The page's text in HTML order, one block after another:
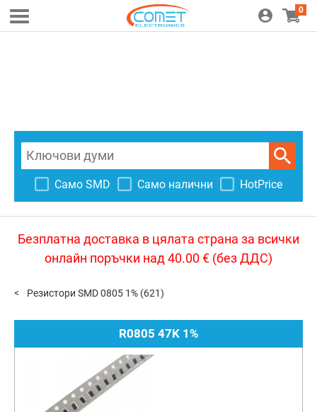
0
Само SMD Само налични HotPrice
Безплатна доставка в цялата страна за всички
онлайн поръчки над 40.00 € (без ДДС)
Резистори SMD 0805 1% (621)
R0805 47K 1%